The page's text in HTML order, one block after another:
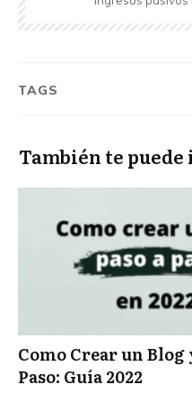
TAGS
También te
Como Crear un
Paso: Guía 2022